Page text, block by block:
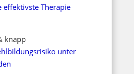
Therapie
knapp
unter